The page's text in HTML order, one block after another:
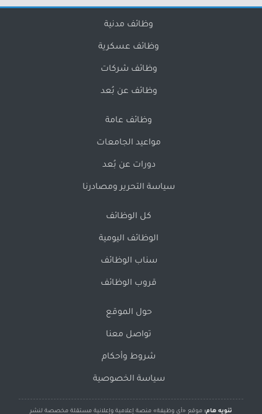
وظائف مدنية
وظائف عسكرية
وظائف شركات
وظائف عن بُعد
وظائف عامة
مواعيد الجامعات
دورات عن بُعد
سياسة التحرير ومصادرنا
كل الوظائف
الوظائف اليومية
سناب الوظائف
قروب الوظائف
حول الموقع
تواصل معنا
شروط وأحكام
سياسة الخصوصية
تنويه هام: موقع «أي وظيفة» منصة إعلامية وإعلانية مستقلة مخصصة لنشر